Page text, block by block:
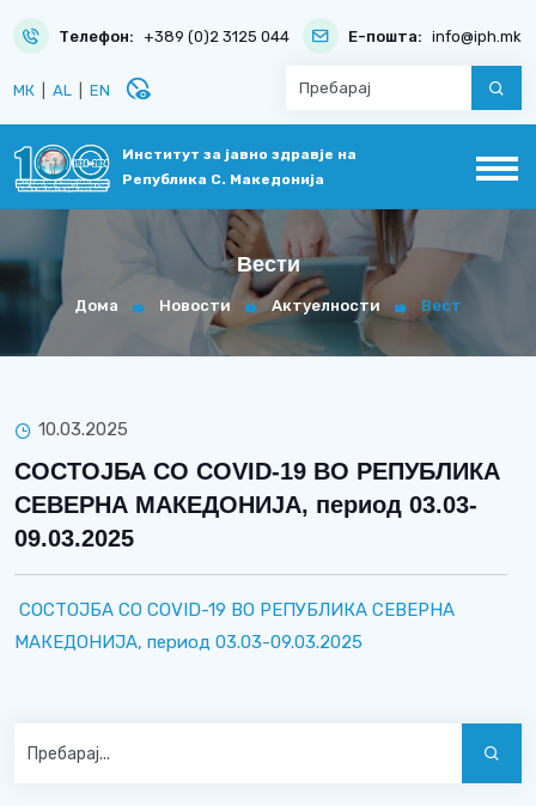
Телефон: +389 (0)2 3125 044 Е-пошта: info@iph.mk
МК AL EN disabled_visible
Институт за јавно здравје на
Република С. Македонија
Вести
Дома Новости Актуелности Вест
10.03.2025
СОСТОЈБА СО COVID-19 ВО РЕПУБЛИКА
СЕВЕРНА МАКЕДОНИЈА, период 03.03-
09.03.2025
СОСТОЈБА СО COVID-19 ВО РЕПУБЛИКА СЕВЕРНА
МАКЕДОНИЈА, период 03.03-09.03.2025